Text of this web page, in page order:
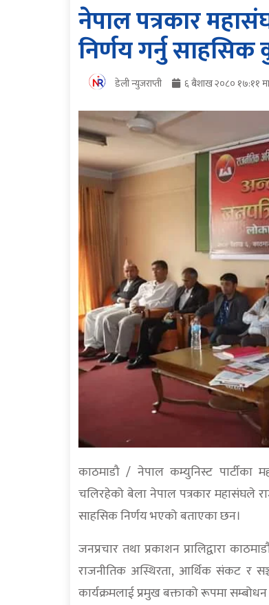
नेपाल पत्रकार
निर्णय गर्नु साहसिक
डेली न्युजराप्ती ६ बैशाख २०८० १७:११ मा
काठमाडौ / नेपाल कम्युनिस्ट पार्टीका
चलिरहेको बेला नेपाल पत्रकार महासंघले
साहसिक निर्णय भएको बताएका छन।
जनप्रचार तथा प्रकाशन प्रालिद्वारा
राजनीतिक अस्थिरता, आर्थिक संकट र
कार्यक्रमलाई प्रमुख बक्ताको रूपमा